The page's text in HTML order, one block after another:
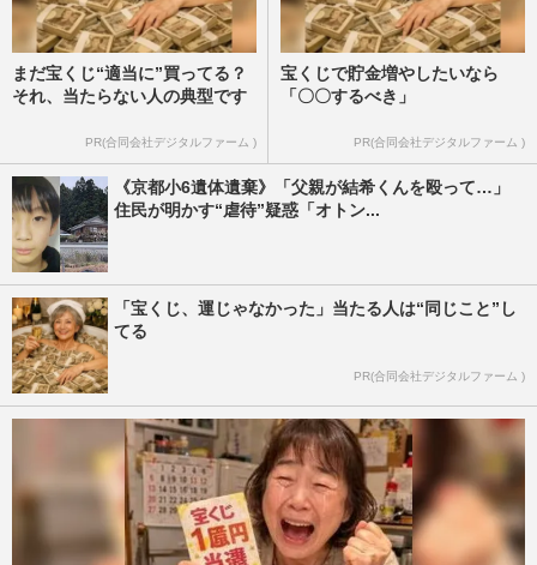
まだ宝くじ“適当に”買ってる？
それ、当たらない人の典型です
PR(合同会社デジタルファーム )
宝くじで貯金増やしたいなら
「〇〇するべき」
PR(合同会社デジタルファーム )
《京都小6遺体遺棄》「父親が結希くんを殴って…」
住民が明かす“虐待”疑惑「オトン...
「宝くじ、運じゃなかった」当たる人は“同じこと”し
てる
PR(合同会社デジタルファーム )